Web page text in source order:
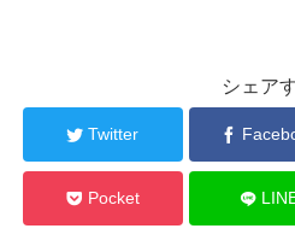
シェア
Twitter
Pocket